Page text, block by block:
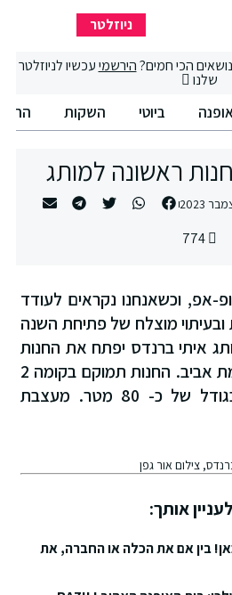
ניוזלטר
הכי חמים?הירשמיעכשיו לניוזלטר
שלנו
ביוטי השקות החיים
ראשונה למותג
וכשאנחנו נקראים לעודד
מוצלח של פתיחת השנה
איתי ברנדס יפתח את החנות
הראשונה שלו בקניון רמת אביב. החנות תמוקם בקומה 2
במקום וואנס ותהיה בגודל של כ- 80 מטר. מעצבת
צילום אור גפן
אותך:
בין אם את הכלה או החברה, את